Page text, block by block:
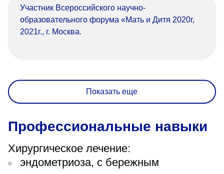
Участник Всероссийского научно-
образовательного форума «Мать и Дитя 2020г,
2021г., г. Москва.
Показать еще
Профессиональные навыки
Хирургическое лечение:
эндометриоза, с бережным